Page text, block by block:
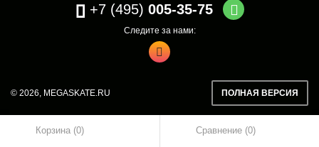
Корзина (0) Сравнение 0
+7 (495) 005-35-75
Следите за нами:
© 2026, MEGASKATE.RU ПОЛНАЯ ВЕРСИЯ